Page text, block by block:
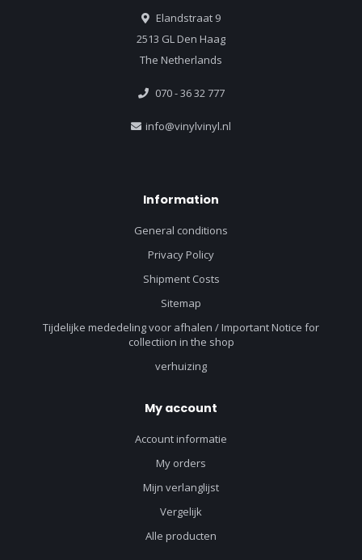
Elandstraat 9
2513 GL Den Haag
The Netherlands
070 - 36 32 777
info@vinylvinyl.nl
Information
General conditions
Privacy Policy
Shipment Costs
Sitemap
Tijdelijke mededeling voor afhalen / Important Notice for
collectiion in the shop
verhuizing
My account
Account informatie
My orders
Mijn verlanglijst
Vergelijk
Alle producten